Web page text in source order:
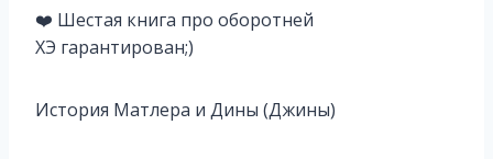
❤️ Шестая книга про оборотней
ХЭ гарантирован;)
История Матлера и Дины (Джины)